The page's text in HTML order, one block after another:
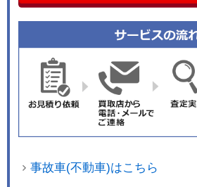
事故車(不動車)はこちら